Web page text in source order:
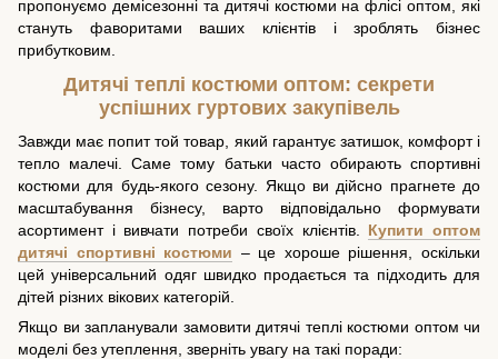
пропонуємо демісезонні та дитячі костюми на флісі оптом, які
стануть фаворитами ваших клієнтів і зроблять бізнес
прибутковим.
Дитячі теплі костюми оптом: секрети
успішних гуртових закупівель
Завжди має попит той товар, який гарантує затишок, комфорт і
тепло малечі. Саме тому батьки часто обирають спортивні
костюми для будь-якого сезону. Якщо ви дійсно прагнете до
масштабування бізнесу, варто відповідально формувати
асортимент і вивчати потреби своїх клієнтів. Купити оптом
дитячі спортивні костюми – це хороше рішення, оскільки
цей універсальний одяг швидко продається та підходить для
дітей різних вікових категорій.
Якщо ви запланували замовити дитячі теплі костюми оптом чи
моделі без утеплення, зверніть увагу на такі поради: